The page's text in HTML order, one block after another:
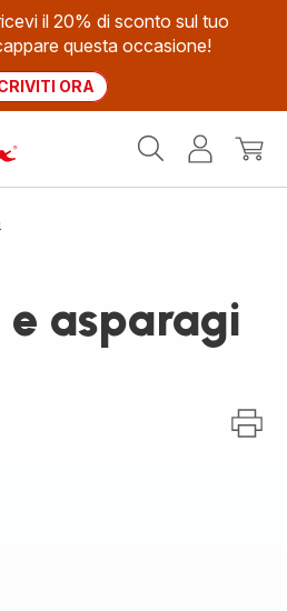
il 20% di sconto sul tuo
questa occasione!
ORA
Il
e asparagi